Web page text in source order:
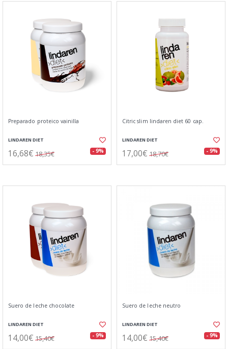
Preparado proteico vainilla
LINDAREN DIET
16,68€ 18,35€ - 9%
Citric slim lindaren diet 60 cap.
LINDAREN DIET
17,00€ 18,70€ - 9%
Suero de leche chocolate
LINDAREN DIET
14,00€ 15,40€ - 9%
Suero de leche neutro
LINDAREN DIET
14,00€ 15,40€ - 9%